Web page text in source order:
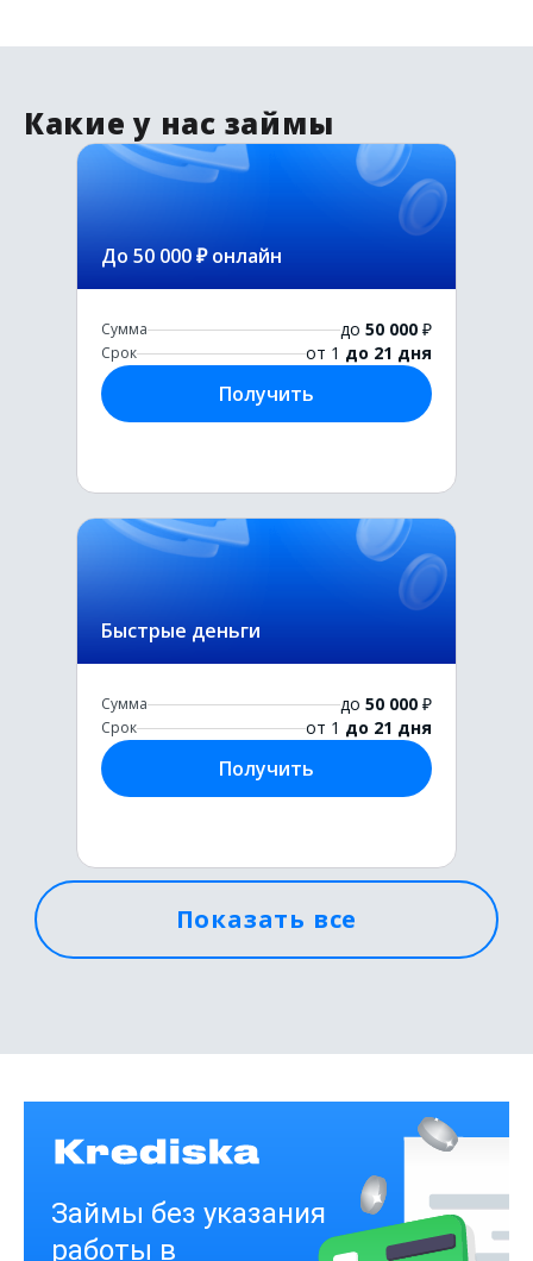
Какие у нас займы
До 50 000 ₽ онлайн
Сумма до 50 000 ₽
Срок от 1 до 21 дня
Получить
Быстрые деньги
Сумма до 50 000 ₽
Срок от 1 до 21 дня
Получить
Срок от 1до 21 дня
Получить
Показать все